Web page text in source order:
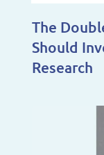
The
Should
Research